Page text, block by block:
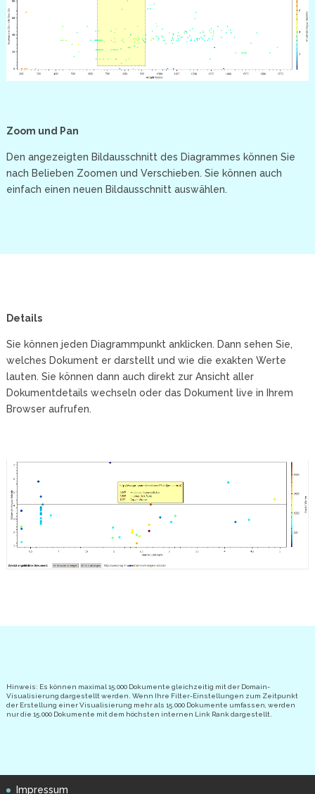
Zoom und Pan
Den angezeigten Bildausschnitt des Diagrammes können Sie
nach Belieben Zoomen und Verschieben. Sie können auch
einfach einen neuen Bildausschnitt auswählen.
Details
Sie können jeden Diagrammpunkt anklicken. Dann sehen Sie,
welches Dokument er darstellt und wie die exakten Werte
lauten. Sie können dann auch direkt zur Ansicht aller
Dokumentdetails wechseln oder das Dokument live in Ihrem
Browser aufrufen.
Hinweis: Es können maximal 15.000 Dokumente gleichzeitig mit der Domain-
Visualisierung dargestellt werden. Wenn Ihre Filter-Einstellungen zum Zeitpunkt
der Erstellung einer Visualisierung mehr als 15.000 Dokumente umfassen, werden
nur die 15.000 Dokumente mit dem höchsten internen Link Rank dargestellt.
Impressum